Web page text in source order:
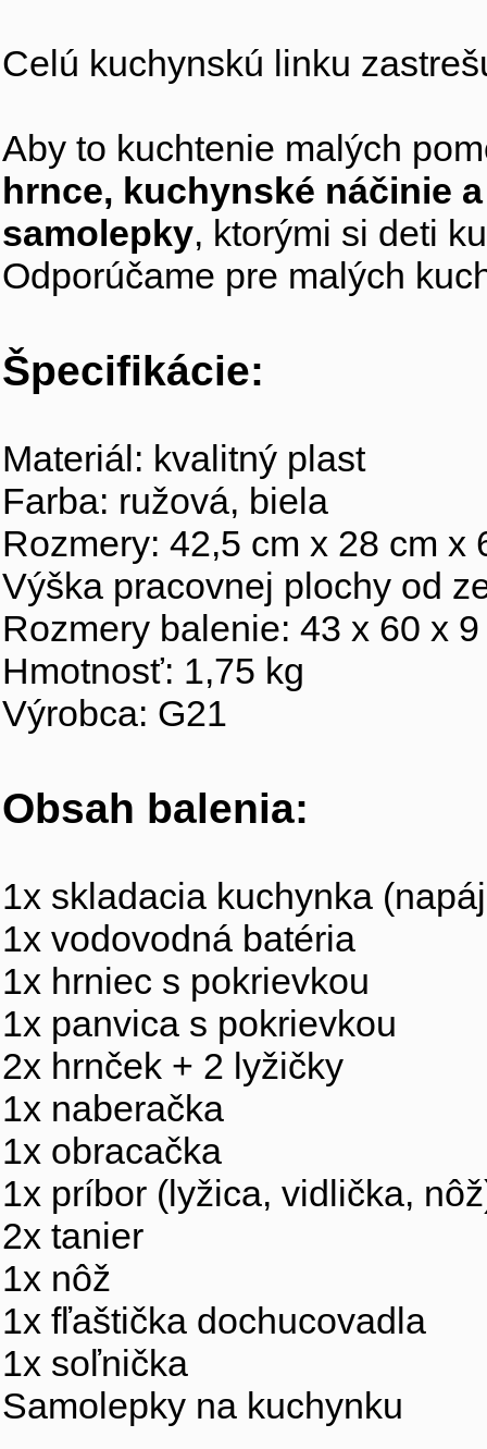
Celú kuchynskú linku
Aby to kuchtenie malých
hrnce, kuchynské náčinie
samolepky, ktorými si deti
Odporúčame pre malých
Špecifikácie:
Materiál: kvalitný plast
Farba: ružová, biela
Rozmery: 42,5 cm x 28 cm x
Výška pracovnej plochy od
Rozmery balenie: 43 x 60 x
Hmotnosť: 1,75 kg
Výrobca: G21
Obsah balenia:
1x skladacia kuchynka
1x vodovodná batéria
1x hrniec s pokrievkou
1x panvica s pokrievkou
2x hrnček + 2 lyžičky
1x naberačka
1x obracačka
1x príbor (lyžica, vidlička,
2x tanier
1x nôž
1x fľaštička dochucovadla
1x soľnička
Samolepky na kuchynku